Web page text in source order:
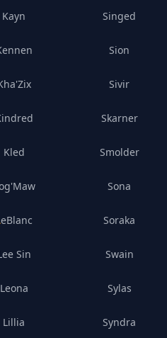
Kayn
Kled
LeBlanc
Sin
Leona
Lillia
Singed
Sion
Sivir
Skarner
Smolder
Sona
Soraka
Swain
Sylas
Syndra